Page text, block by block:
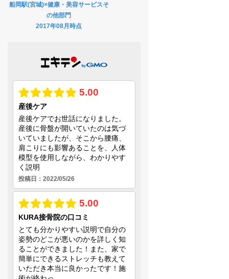
船岡駅(宮城)×健康・美容サービスそ
の他部門
2017年08月時点